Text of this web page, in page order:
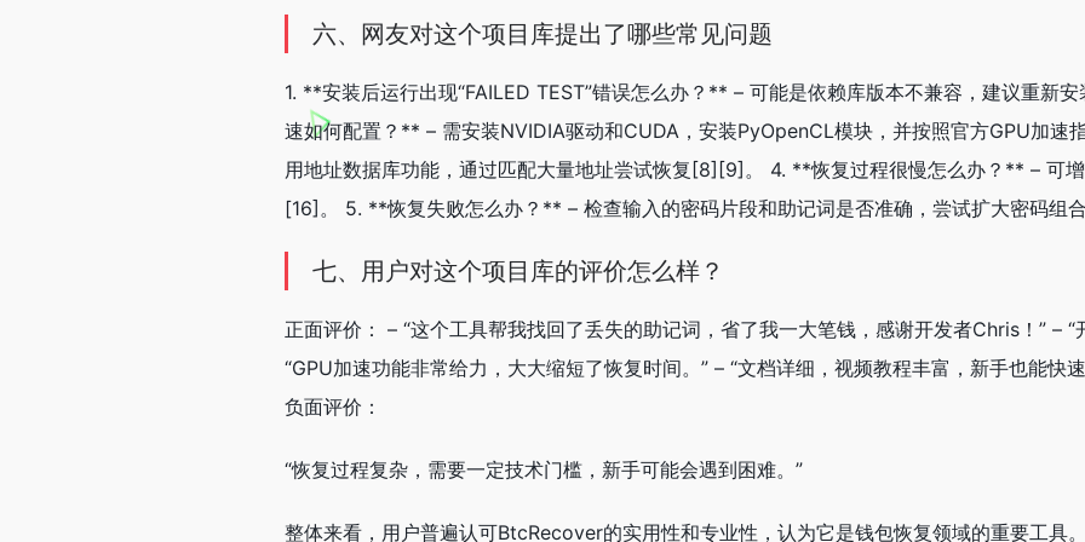
六、网友对这个项目库提出了哪些常见问题
1. **安装后运行出现“FAILED TEST”错误怎么办？** – 可能是依赖库版本不兼容，建议重
速如何配置？** – 需安装NVIDIA驱动和CUDA，安装PyOpenCL模块，并按照官方GPU加
用地址数据库功能，通过匹配大量地址尝试恢复[8][9]。 4. **恢复过程很慢怎么办？** – 可
[16]。 5. **恢复失败怎么办？** – 检查输入的密码片段和助记词是否准确，尝试扩大密码组
七、用户对这个项目库的评价怎么样？
正面评价： – “这个工具帮我找回了丢失的助记词，省了我一大笔钱，感谢开发者Chris！” –
“GPU加速功能非常给力，大大缩短了恢复时间。” – “文档详细，视频教程丰富，新手也能快
负面评价：
“恢复过程复杂，需要一定技术门槛，新手可能会遇到困难。”
整体来看，用户普遍认可BtcRecover的实用性和专业性，认为它是钱包恢复领域的重要工具